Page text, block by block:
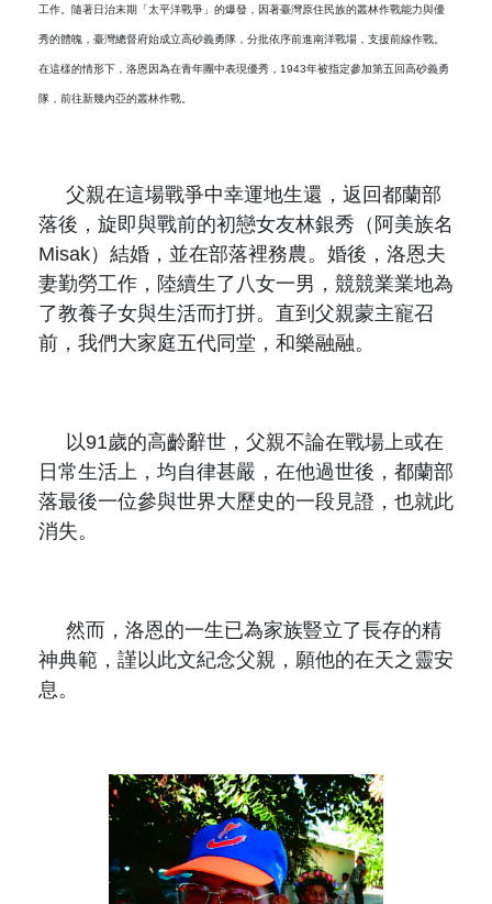
工作。隨著日治末期「太平洋戰爭」的爆發，因著臺灣原住民族的叢林作戰能力與優
秀的體魄，臺灣總督府始成立高砂義勇隊，分批依序前進南洋戰場，支援前線作戰。
在這樣的情形下，洛恩因為在青年團中表現優秀， 1943年被指定參加第五回高砂義勇
隊，前往新幾內亞的叢林作戰。
父親在這場戰爭中幸運地生還，返回都蘭部
落後，旋即與戰前的初戀女友林銀秀（阿美族名
Misak）結婚，並在部落裡務農。婚後，洛恩夫
妻勤勞工作，陸續生了八女一男，競競業業地為
了教養子女與生活而打拼。直到父親蒙主寵召
前，我們大家庭五代同堂，和樂融融。
以91歲的高齡辭世，父親不論在戰場上或在
日常生活上，均自律甚嚴，在他過世後，都蘭部
落最後一位參與世界大歷史的一段見證，也就此
消失。
然而，洛恩的一生已為家族豎立了長存的精
神典範，謹以此文紀念父親，願他的在天之靈安
息。